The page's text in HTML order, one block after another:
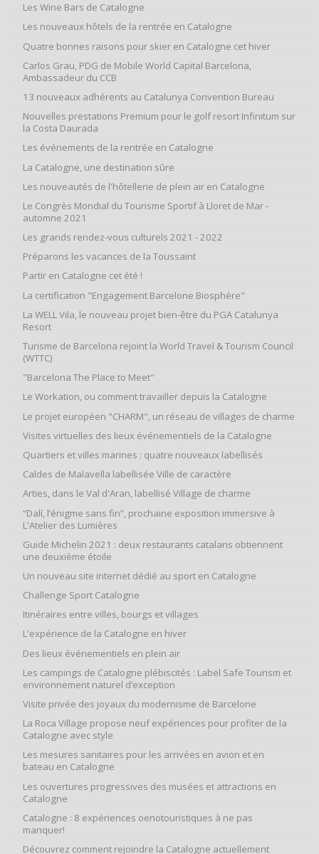
Les Wine Bars de Catalogne
Les nouveaux hôtels de la rentrée en Catalogne
Quatre bonnes raisons pour skier en Catalogne cet hiver
Carlos Grau, PDG de Mobile World Capital Barcelona,
Ambassadeur du CCB
13 nouveaux adhérents au Catalunya Convention Bureau
Nouvelles prestations Premium pour le golf resort Infinitum sur
la Costa Daurada
Les événements de la rentrée en Catalogne
La Catalogne, une destination sûre
Les nouveautés de l'hôtellerie de plein air en Catalogne
Le Congrès Mondial du Tourisme Sportif à Lloret de Mar -
automne 2021
Les grands rendez-vous culturels 2021 - 2022
Préparons les vacances de la Toussaint
Partir en Catalogne cet été !
La certification "Engagement Barcelone Biosphère"
La WELL Vila, le nouveau projet bien-être du PGA Catalunya
Resort
Turisme de Barcelona rejoint la World Travel & Tourism Council
(WTTC)
"Barcelona The Place to Meet"
Le Workation, ou comment travailler depuis la Catalogne
Le projet européen "CHARM", un réseau de villages de charme
Visites virtuelles des lieux événementiels de la Catalogne
Quartiers et villes marines : quatre nouveaux labellisés
Caldes de Malavella labellisée Ville de caractère
Arties, dans le Val d'Aran, labellisé Village de charme
“Dalí, l’énigme sans fin”, prochaine exposition immersive à
L'Atelier des Lumières
Guide Michelin 2021 : deux restaurants catalans obtiennent
une deuxième étoile
Un nouveau site internet dédié au sport en Catalogne
Challenge Sport Catalogne
Itinéraires entre villes, bourgs et villages
L'expérience de la Catalogne en hiver
Des lieux événementiels en plein air
Les campings de Catalogne plébiscités : Label Safe Tourism et
environnement naturel d’exception
Visite privée des joyaux du modernisme de Barcelone
La Roca Village propose neuf expériences pour profiter de la
Catalogne avec style
Les mesures sanitaires pour les arrivées en avion et en
bateau en Catalogne
Les ouvertures progressives des musées et attractions en
Catalogne
Catalogne : 8 expériences oenotouristiques à ne pas
manquer!
Découvrez comment rejoindre la Catalogne actuellement